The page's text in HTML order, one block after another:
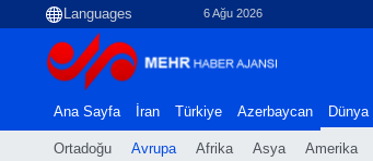
6 Ağu 2026
Ana Sayfa İran Türkiye Azerbaycan Dünya
Ortadoğu Avrupa Afrika Asya Amerika